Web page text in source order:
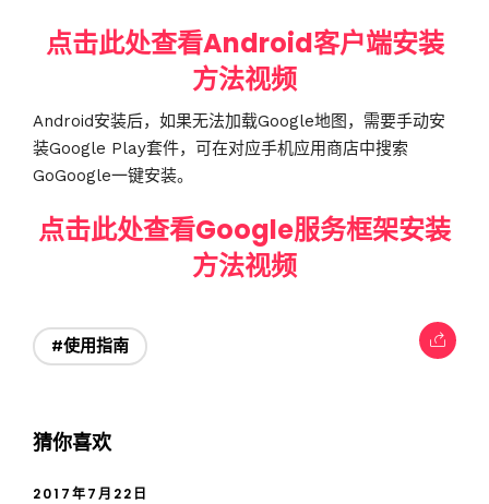
点击此处查看Android客户端安装
方法视频
Android安装后，如果无法加载Google地图，需要手动安
装Google Play套件，可在对应手机应用商店中搜索
GoGoogle一键安装。
点击此处查看Google服务框架安装
方法视频
#使用指南
猜你喜欢
2017年7月22日